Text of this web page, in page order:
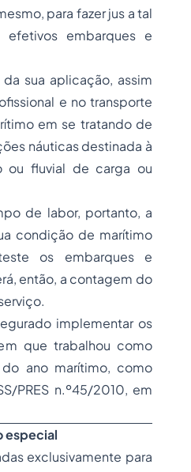
para fazer jus a tal
embarques e
sua aplicação, assim
e no transporte
em se tratando de
náuticas destinada à
ou fluvial de carga ou
de labor, portanto, a
condição de marítimo
os embarques e
então, a contagem do
implementar os
que trabalhou como
ano marítimo, como
PRES n.º45/2010, em
especial
exclusivamente para